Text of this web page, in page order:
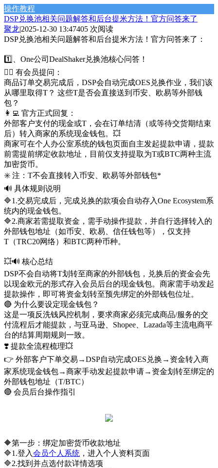
操作教程
DSP兑换池相关问题解答和后台提米方法！官方问答来了
聚龙|2025-12-30 13:47405 次阅读
DSP兑换池相关问题解答和后台提米方法！官方问答来了：
1️⃣、One公司DealShaker兑换池核心问答！
🤷‍♂️ 有会员提问：
商品订单交易完成后，DSP会自动完成OES兑换作业，我们该
从哪里取得T？ 这些T是否会直接送到币安、欧易等外部钱
包？
👩‍💻 官方正式回复：
外部客户支付的现金或T，会在订单结清（或等待交货期结束
后）转入商家的系统现金钱包。💥
商家可在个人办公室系统的钱包页面自主发起提款申请，提款
前需提前绑定收款地址，目前仅支持提取为T或BTC两种主流
加密货币。
✳️ 注：T不会直接转入币安、欧易等外部钱包*
🔊 具体规则说明
🔷️1.交易完成后，完成兑换的款项会自动存入One Ecosystem系
统内的现金钱包。
🔷️2.商家若需提取资金，需手动操作提款，并自行选择转入的
外部钱包地址（如币安、欧易、信任钱包等），仅支持
T（TRC20网络）和BTC两种币种。
💥🔊 核心总结
DSP不会自动将T划转至商家的外部钱包，兑换后的资金会先
以现金欧元的形式存入会员后台的现金钱包。商家需手动发起
提款操作，即可将资金划转至预先绑定的外部钱包位址。
🔴 为什么要设定现金钱包？
这是一项反洗钱风控机制，要求商家必须完成商品/服务的交
付流程后才能提款，与亚马逊、Shopee、Lazada等主流电商平
台的结算周期规则一致。
❣️ 提款全流程梳理💥
👉 外部客户下单交易→DSP自动完成OES兑换→资金转入商
家系统现金钱包→商家手动发起提款申请→资金划转至绑定的
外部钱包地址（T/BTC）
🔴 会员后台操作指引
🔶️第一步：绑定加密货币收款地址
🔷️1.登入会员个人系统 ，进入个人资料页面
🔷️2.找到并点选付款详情选项